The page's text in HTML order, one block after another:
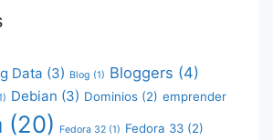
Data (3) Blog (1) Bloggers (4)
Debian (3) Dominios (2) emprender
(20) Fedora 32 (1) Fedora 33 (2)